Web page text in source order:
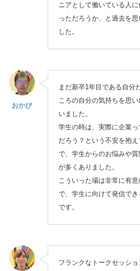
ニアとして働いている人
っただろうか、と過去を
した。
おかぴ
まだ新卒1年目である自分
ころの自分の気持ちを思
いました。
学生の時は、実際に企業
だろう？という不安を抱
で、学生からのお悩みや
が多くありました。
こういった場は非常に有
で、学生に向けて発信で
です。
フランクなトークセッシ